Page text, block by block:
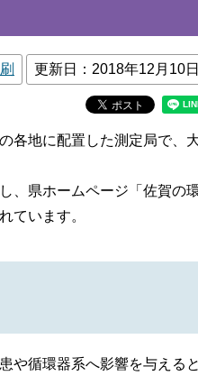
更新日：2018年12月10
各地に配置した測定局で、
、県ホームページ「佐賀の
ています。
や循環器系へ影響を与える